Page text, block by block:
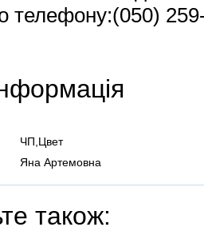
телефону:(050)
ЧП,Цвет
Яна Артемовна
також: